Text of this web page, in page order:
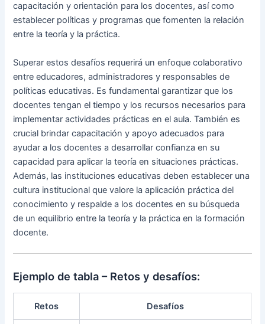
capacitación y orientación para los docentes, así como
establecer políticas y programas que fomenten la relación
entre la teoría y la práctica.
Superar estos desafíos requerirá un enfoque colaborativo
entre educadores, administradores y responsables de
políticas educativas. Es fundamental garantizar que los
docentes tengan el tiempo y los recursos necesarios para
implementar actividades prácticas en el aula. También es
crucial brindar capacitación y apoyo adecuados para
ayudar a los docentes a desarrollar confianza en su
capacidad para aplicar la teoría en situaciones prácticas.
Además, las instituciones educativas deben establecer una
cultura institucional que valore la aplicación práctica del
conocimiento y respalde a los docentes en su búsqueda
de un equilibrio entre la teoría y la práctica en la formación
docente.
Ejemplo de tabla – Retos y desafíos:
Retos Desafíos